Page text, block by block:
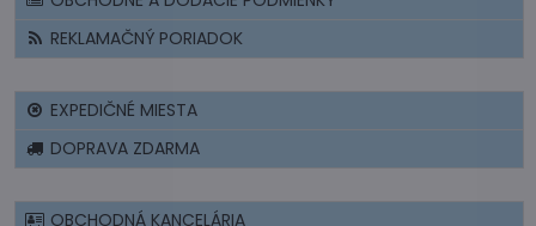
REKLAMAČNÝ PORIADOK
EXPEDIČNÉ MIESTA
DOPRAVA ZDARMA
OBCHODNÁ KANCELÁRIA